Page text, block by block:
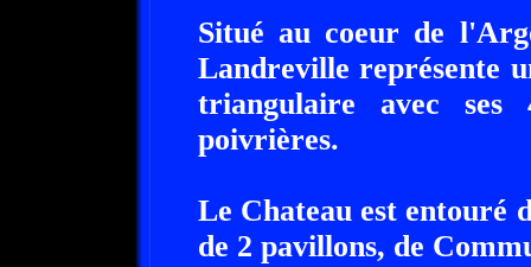
Situé au coeur de
Landreville représente
triangulaire avec
poivrières.
Le Chateau est entouré
de 2 pavillons, de